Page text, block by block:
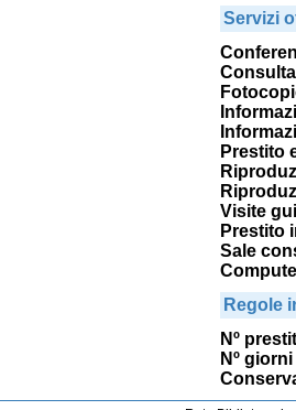
Servizi
Prestito
Visite
Prestito
Sale
Regole
Nº
Nº